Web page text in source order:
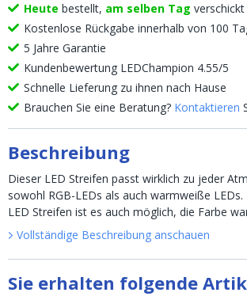
Heute bestellt, am selben Tag verschickt
Kostenlose Rückgabe innerhalb von 100
5 Jahre Garantie
Kundenbewertung LEDChampion 4.55/5
Schnelle Lieferung zu ihnen nach Hause
Brauchen Sie eine Beratung? Kontaktieren
Beschreibung
Dieser LED Streifen passt wirklich zu jeder
sowohl RGB-LEDs als auch warmweiße
LED Streifen ist es auch möglich, die Farbe
Vollständige Beschreibung anschauen
Sie erhalten folgende